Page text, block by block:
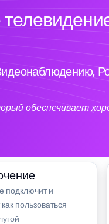
обеспечивает
подключит и
пользоваться